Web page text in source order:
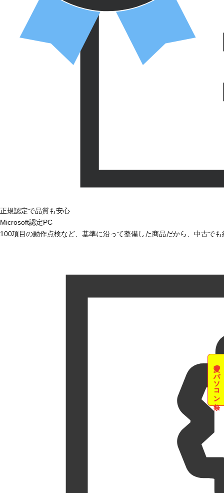
夏のパソコン祭
正規認定で品質も安心
Microsoft認定PC
100項目の動作点検など、基準に沿って整備した商品だから、中古で